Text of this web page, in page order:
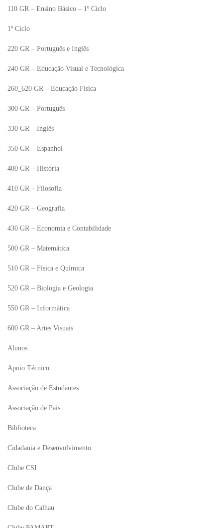
110 GR – Ensino Básico – 1º Ciclo
1º Ciclo
220 GR – Português e Inglês
240 GR – Educação Visual e Tecnológica
260_620 GR – Educação Física
300 GR – Português
330 GR – Inglês
350 GR – Espanhol
400 GR – História
410 GR – Filosofia
420 GR – Geografia
430 GR – Economia e Contabilidade
500 GR – Matemática
510 GR – Física e Química
520 GR – Biologia e Geologia
550 GR – Informática
600 GR – Artes Visuais
Alunos
Apoio Técnico
Associação de Estudantes
Associação de Pais
Biblioteca
Cidadania e Desenvolvimento
Clube CSI
Clube de Dança
Clube do Calhau